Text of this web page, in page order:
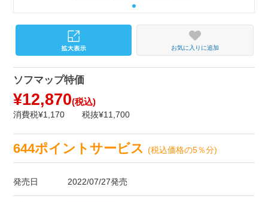
お気に入りに追加
ソフマップ特価
¥12,870(税込)
消費税¥1,170 税抜¥11,700
644ポイントサービス(税込価格の5％分)
発売日 2022/07/27発売